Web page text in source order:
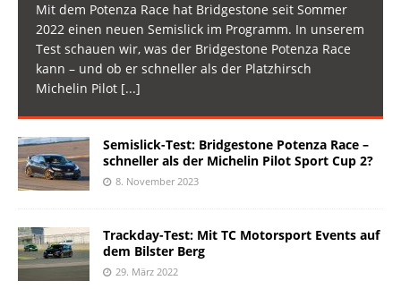
Mit dem Potenza Race hat Bridgestone seit Sommer
2022 einen neuen Semislick im Programm. In unserem
Test schauen wir, was der Bridgestone Potenza Race
kann – und ob er schneller als der Platzhirsch
Michelin Pilot [...]
Semislick-Test: Bridgestone Potenza Race –
schneller als der Michelin Pilot Sport Cup 2?
8. November 2023
Trackday-Test: Mit TC Motorsport Events auf
dem Bilster Berg
29. März 2022